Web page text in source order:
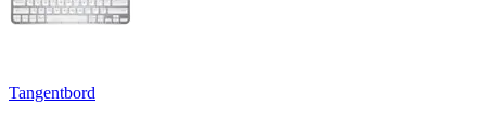
Tangentbord